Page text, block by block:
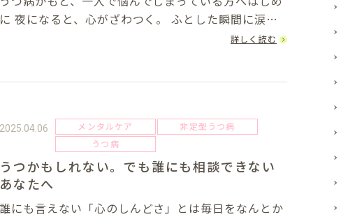
に 夜になると、心がざわつく。 ふとした瞬間に涙が
出そうになる。でも誰にも言えない。「こんなこと
詳しく読む
2025.04.06 メンタルケア
非定型うつ病
うつ病
うつかもしれない。でも誰にも相談できない
あなたへ
誰にも言えない「心のしんどさ」とは毎日をなんとか